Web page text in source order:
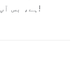
ہے، بس آپ کو اپنی تگ و دو جاری رکھنی ہوگی!